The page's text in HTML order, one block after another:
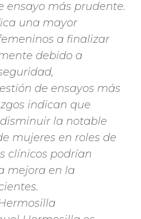
ensayo más prudente.
una mayor
a finalizar
debido a
de ensayos más
indican que
la notable
mujeres en roles de
clínicos podrían
mejora en la